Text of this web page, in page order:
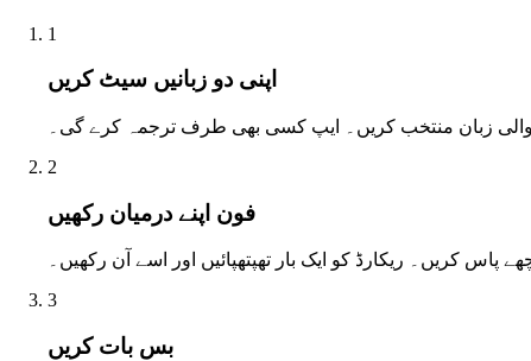
1
اپنی دو زبانیں سیٹ کریں
زبان منتخب کریں۔ ایپ کسی بھی طرف ترجمہ کرے گی۔
2
فون اپنے درمیان رکھیں
پاس کریں۔ ریکارڈ کو ایک بار تھپتھپائیں اور اسے آن رکھیں۔
3
بس بات کریں